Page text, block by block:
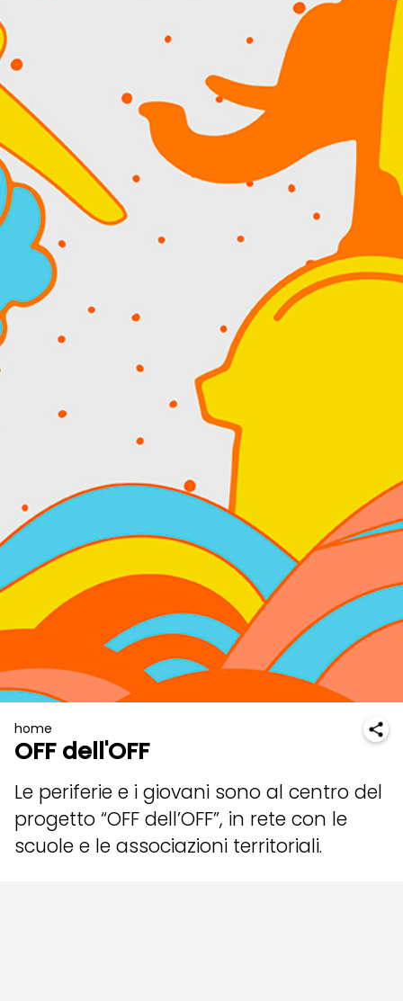
home
OFF dell'OFF
Le periferie e i giovani sono al centro del
progetto “OFF dell’OFF”, in rete con le
scuole e le associazioni territoriali.